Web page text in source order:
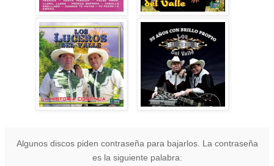
Algunos discos piden contraseña para bajarlos. La contraseña
es la siguiente palabra: